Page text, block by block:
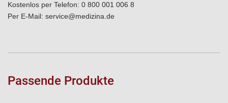
Kostenlos per Telefon: 0 800 001 006 8
Per E-Mail: service@medizina.de
Passende Produkte